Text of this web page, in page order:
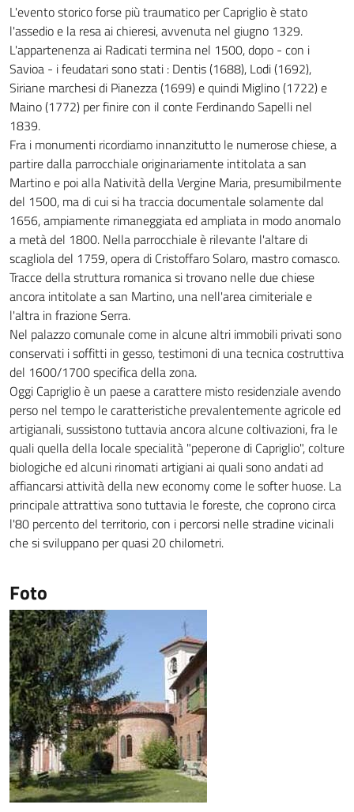
L'evento storico forse più traumatico per Capriglio è stato
l'assedio e la resa ai chieresi, avvenuta nel giugno 1329.
L'appartenenza ai Radicati termina nel 1500, dopo - con i
Savioa - i feudatari sono stati : Dentis (1688), Lodi (1692),
Siriane marchesi di Pianezza (1699) e quindi Miglino (1722) e
Maino (1772) per finire con il conte Ferdinando Sapelli nel
1839.
Fra i monumenti ricordiamo innanzitutto le numerose chiese, a
partire dalla parrocchiale originariamente intitolata a san
Martino e poi alla Natività della Vergine Maria, presumibilmente
del 1500, ma di cui si ha traccia documentale solamente dal
1656, ampiamente rimaneggiata ed ampliata in modo anomalo
a metà del 1800. Nella parrocchiale è rilevante l'altare di
scagliola del 1759, opera di Cristoffaro Solaro, mastro comasco.
Tracce della struttura romanica si trovano nelle due chiese
ancora intitolate a san Martino, una nell'area cimiteriale e
l'altra in frazione Serra.
Nel palazzo comunale come in alcune altri immobili privati sono
conservati i soffitti in gesso, testimoni di una tecnica costruttiva
del 1600/1700 specifica della zona.
Oggi Capriglio è un paese a carattere misto residenziale avendo
perso nel tempo le caratteristiche prevalentemente agricole ed
artigianali, sussistono tuttavia ancora alcune coltivazioni, fra le
quali quella della locale specialità "peperone di Capriglio", colture
biologiche ed alcuni rinomati artigiani ai quali sono andati ad
affiancarsi attività della new economy come le softer huose. La
principale attrattiva sono tuttavia le foreste, che coprono circa
l'80 percento del territorio, con i percorsi nelle stradine vicinali
che si sviluppano per quasi 20 chilometri.
Foto